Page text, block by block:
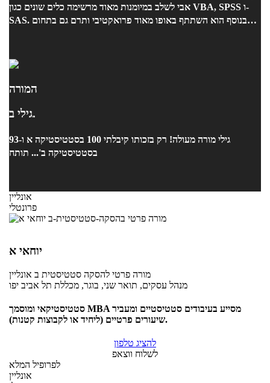
אבי לשלב במיומנות מאוד מרשימה כלים שונים כגון VBA, SPSS ו-
SAS. בנוסף הוא השתתף באופו מאוד פרואקטיבי ותרם גם בתחום
המורה
גילי ב.
גילי מורה מעולה! רק בזכותו קיבלתי 100 בסטטיסטיקה א ו-93
בסטטיסטיקה ב'... תותח
אונליין
פרונטלי
יוחאי א
מורה פרטי להסקה סטטיסטית ב אונליין
מנהל עסקים, תואר שני, בוגר, מכללת תל אביב יפו
סטטיסטיקאי ומוסמך MBA מסייע בעיבודים סטטיסטיים ומעביר
שיעורים פרטיים (ליחיד או לקבוצות קטנות).
להציג טלפון
לשלוח ווצאפ
לפרופיל המלא
אונליין